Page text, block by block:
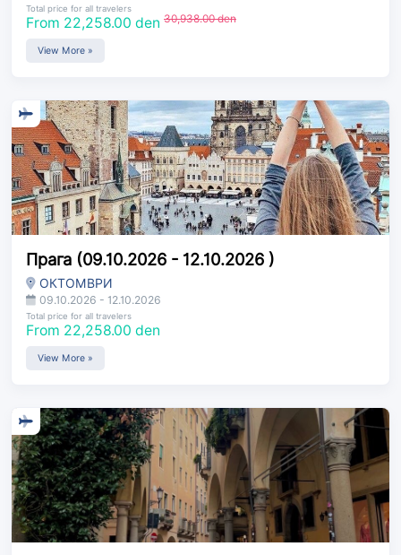
Total price for all travelers
From 22,258.00 den 30,938.00 den
View More »
Прага (09.10.2026 - 12.10.2026 )
ОКТОМВРИ
09.10.2026 - 12.10.2026
Total price for all travelers
From 22,258.00 den
View More »